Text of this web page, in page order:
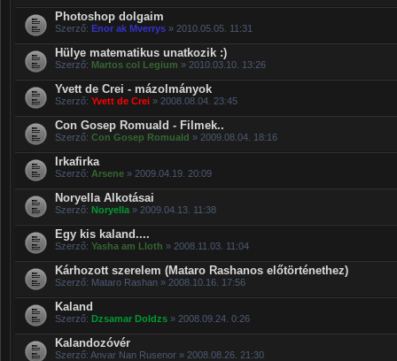
Photoshop dolgaim
Szerző: Enor ak Mverrys » 2010.05.05. 11:31
Hülye matematikus unatkozik :)
Szerző: Martos col Legium » 2010.03.10. 13:26
Yvett de Crei - mázolmányok
Szerző: Yvett de Crei » 2008.08.04. 23:45
Con Gosep Romuald - Filmek..
Szerző: Con Gosep Romuald » 2009.08.04. 18:16
Irkafirka
Szerző: Arsene » 2009.04.19. 20:09
Noryella Alkotásai
Szerző: Noryella » 2009.04.13. 11:38
Egy kis kaland....
Szerző: Yasha am Lloth » 2008.11.03. 11:04
Kárhozott szerelem (Mataro Rashanos előtörténethez)
Szerző: Mataro Rashan » 2008.10.16. 17:56
Kaland
Szerző: Dzsamar Doldzs » 2008.09.24. 0:26
Kalandozóvér
Szerző: Anvar Nan Rusenor » 2008.08.26. 21:30